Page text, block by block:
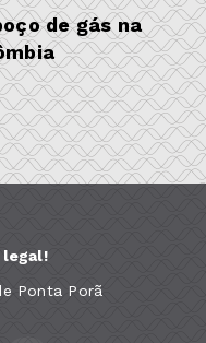
de gás na
legal!
Ponta Porã